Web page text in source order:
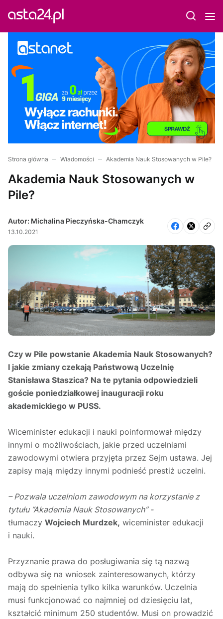
Strona główna Wiadomości Akademia Nauk Stosowanych w Pile?
Akademia Nauk Stosowanych w
Pile?
Autor: Michalina Pieczyńska-Chamczyk
13.10.2021
Czy w Pile powstanie Akademia Nauk Stosowanych?
I jakie zmiany czekają Państwową Uczelnię
Stanisława Staszica? Na te pytania odpowiedzieli
goście poniedziałkowej inauguracji roku
akademickiego w PUSS.
Wiceminister edukacji i nauki poinformował między
innymi o możliwościach, jakie przed uczelniami
zawodowymi otwiera przyjęta przez Sejm ustawa. Jej
zapisy mają między innymi podnieść prestiż uczelni.
– Pozwala uczelniom zawodowym na korzystanie z
tytułu “Akademia Nauk Stosowanych” -
tłumaczy Wojciech Murdzek, wiceminister edukacji
i nauki.
Przyznanie prawa do posługiwania się tą nazwą
odbywa się na wniosek zainteresowanych, którzy
mają do spełnienia tylko kilka warunków. Uczelnia
musi funkcjonować co najmniej od dziesięciu lat,
kształcić minimum 250 studentów. Musi on prowadzić